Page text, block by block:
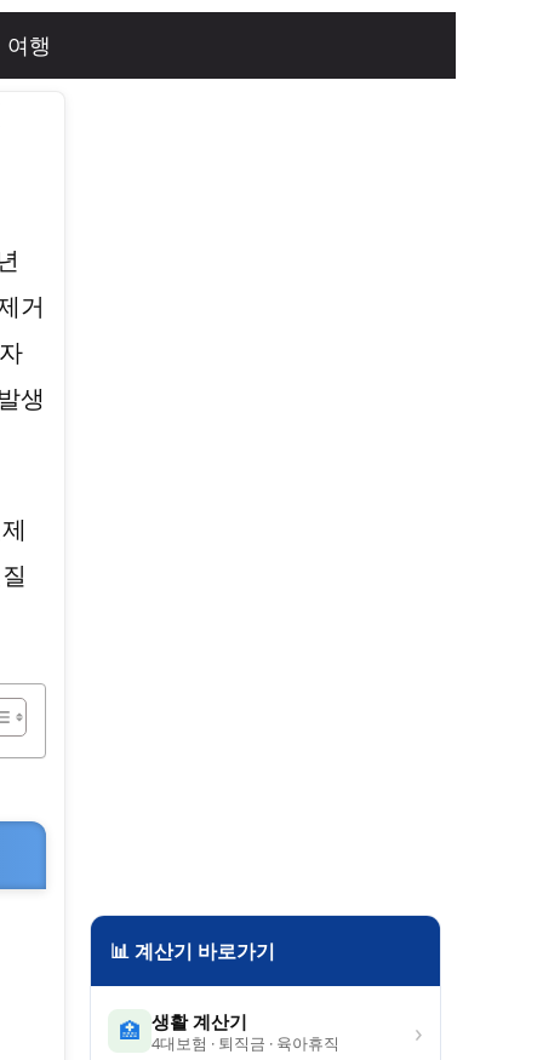
여행
거
생
📊 계산기 바로가기
🏥 생활 계산기
4대보험 · 퇴직금 · 육아휴직 ›